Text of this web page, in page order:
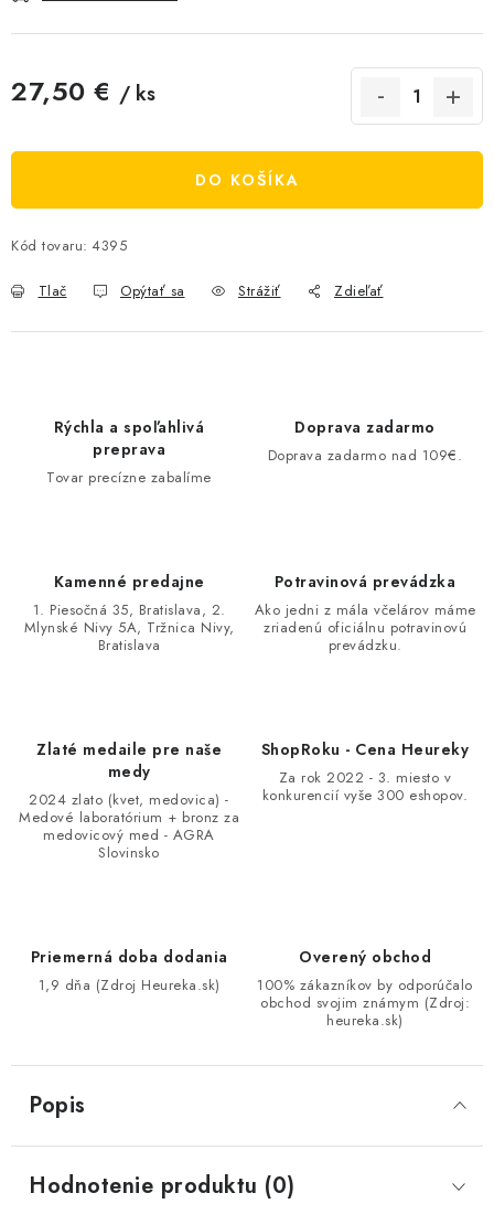
VÝŽIVOVÉ DOPLNKY
Napísali o nás
Kontakty
Doprava a platba
Najčastejšie otázky FAQ
Ochrana osobných údajov
Vrátenie tovaru, výmena a reklamácie
Veľkoobchod
27,50 € / ks
DO KOŠÍKA
Kód tovaru: 4395
Tlač Opýtať sa Strážiť Zdieľať
Rýchla a spoľahlivá
preprava
Tovar precízne zabalíme
Doprava zadarmo
Doprava zadarmo nad 109€.
Kamenné predajne
1. Piesočná 35, Bratislava, 2.
Mlynské Nivy 5A, Tržnica Nivy,
Bratislava
Potravinová prevádzka
Ako jedni z mála včelárov máme
zriadenú oficiálnu potravinovú
prevádzku.
Zlaté medaile pre naše
medy
2024 zlato (kvet, medovica) -
Medové laboratórium + bronz za
medovicový med - AGRA
Slovinsko
ShopRoku - Cena Heureky
Za rok 2022 - 3. miesto v
konkurencií vyše 300 eshopov.
Priemerná doba dodania
1,9 dňa (Zdroj Heureka.sk)
Overený obchod
100% zákazníkov by odporúčalo
obchod svojim známym (Zdroj:
heureka.sk)
Popis
Hodnotenie produktu (0)